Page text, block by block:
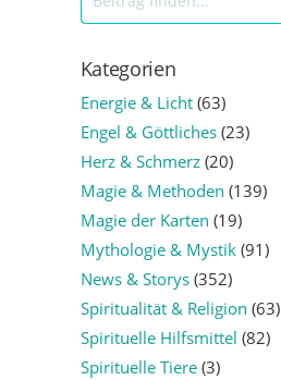
Kategorien
Energie & Licht(63)
Engel & Göttliches(23)
Herz & Schmerz(20)
Magie & Methoden (139)
Magie der Karten (19)
Mythologie & Mystik(91)
News & Storys(352)
Spiritualität & Religion (63)
Spirituelle Hilfsmittel (82)
Spirituelle Tiere(3)